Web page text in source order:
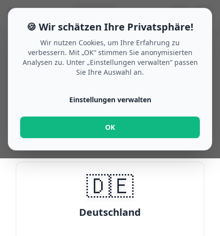
🗓
Home / Brückentage 2026
Brückentage 2026
Brückentage für Ihre Urlaubsplanung zu
finden.
🇩🇪
Deutschland
🍪 Wir schätzen Ihre Privatsphäre!
Wir nutzen Cookies, um Ihre Erfahrung zu
verbessern. Mit „OK“ stimmen Sie anonymisierten
Analysen zu. Unter „Einstellungen verwalten“ passen
Sie Ihre Auswahl an.
Einstellungen verwalten
OK